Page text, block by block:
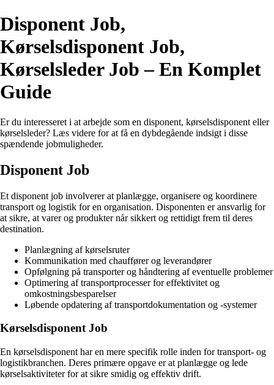
Disponent Job,
Kørselsdisponent Job,
Kørselsleder Job – En Komplet
Guide
Er du interesseret i at arbejde som en disponent, kørselsdisponent eller
kørselsleder? Læs videre for at få en dybdegående indsigt i disse
spændende jobmuligheder.
Disponent Job
Et disponent job involverer at planlægge, organisere og koordinere
transport og logistik for en organisation. Disponenten er ansvarlig for
at sikre, at varer og produkter når sikkert og rettidigt frem til deres
destination.
Planlægning af kørselsruter
Kommunikation med chauffører og leverandører
Opfølgning på transporter og håndtering af eventuelle problemer
Optimering af transportprocesser for effektivitet og
omkostningsbesparelser
Løbende opdatering af transportdokumentation og -systemer
Kørselsdisponent Job
En kørselsdisponent har en mere specifik rolle inden for transport- og
logistikbranchen. Deres primære opgave er at planlægge og lede
kørselsaktiviteter for at sikre smidig og effektiv drift.